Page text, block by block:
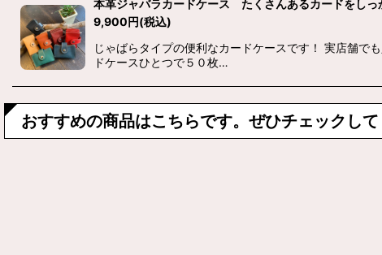
本革ジャバラカードケース たくさんあるカードをしっ
9,900円(税込)
じゃばらタイプの便利なカードケースです！ 実店舗で
ドケースひとつで５０枚…
おすすめの商品はこちらです。ぜひチェックし